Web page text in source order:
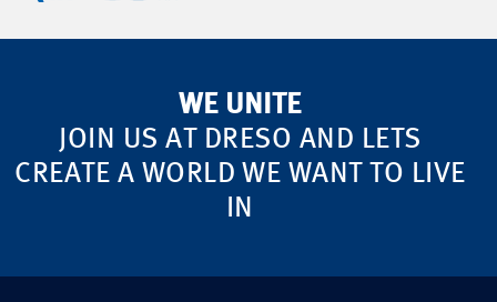
WE UNITE
JOIN US AT DRESO AND LETS
CREATE A WORLD WE WANT TO LIVE
IN